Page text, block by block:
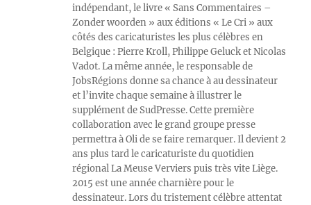
indépendant, le livre « Sans Commentaires –
Zonder woorden » aux éditions « Le Cri » aux
côtés des caricaturistes les plus célèbres en
Belgique : Pierre Kroll, Philippe Geluck et Nicolas
Vadot. La même année, le responsable de
JobsRégions donne sa chance à au dessinateur
et l’invite chaque semaine à illustrer le
supplément de SudPresse. Cette première
collaboration avec le grand groupe presse
permettra à Oli de se faire remarquer. Il devient 2
ans plus tard le caricaturiste du quotidien
régional La Meuse Verviers puis très vite Liège.
2015 est une année charnière pour le
dessinateur. Lors du tristement célèbre attentat